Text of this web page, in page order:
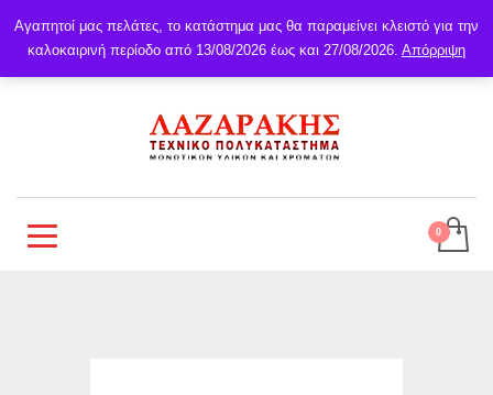
Αγαπητοί μας πελάτες, το κατάστημα μας θα παραμείνει κλειστό για την
καλοκαιρινή περίοδο από 13/08/2026 έως και 27/08/2026. Απόρριψη